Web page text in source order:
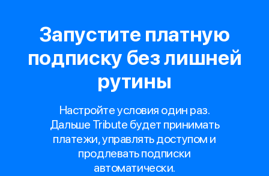
Запустите платную
подписку без лишней
рутины
Настройте условия один раз.
Дальше Tribute будет принимать
платежи, управлять доступом и
продлевать подписки
автоматически.